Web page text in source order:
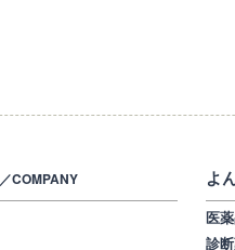
／COMPANY よ
医
診